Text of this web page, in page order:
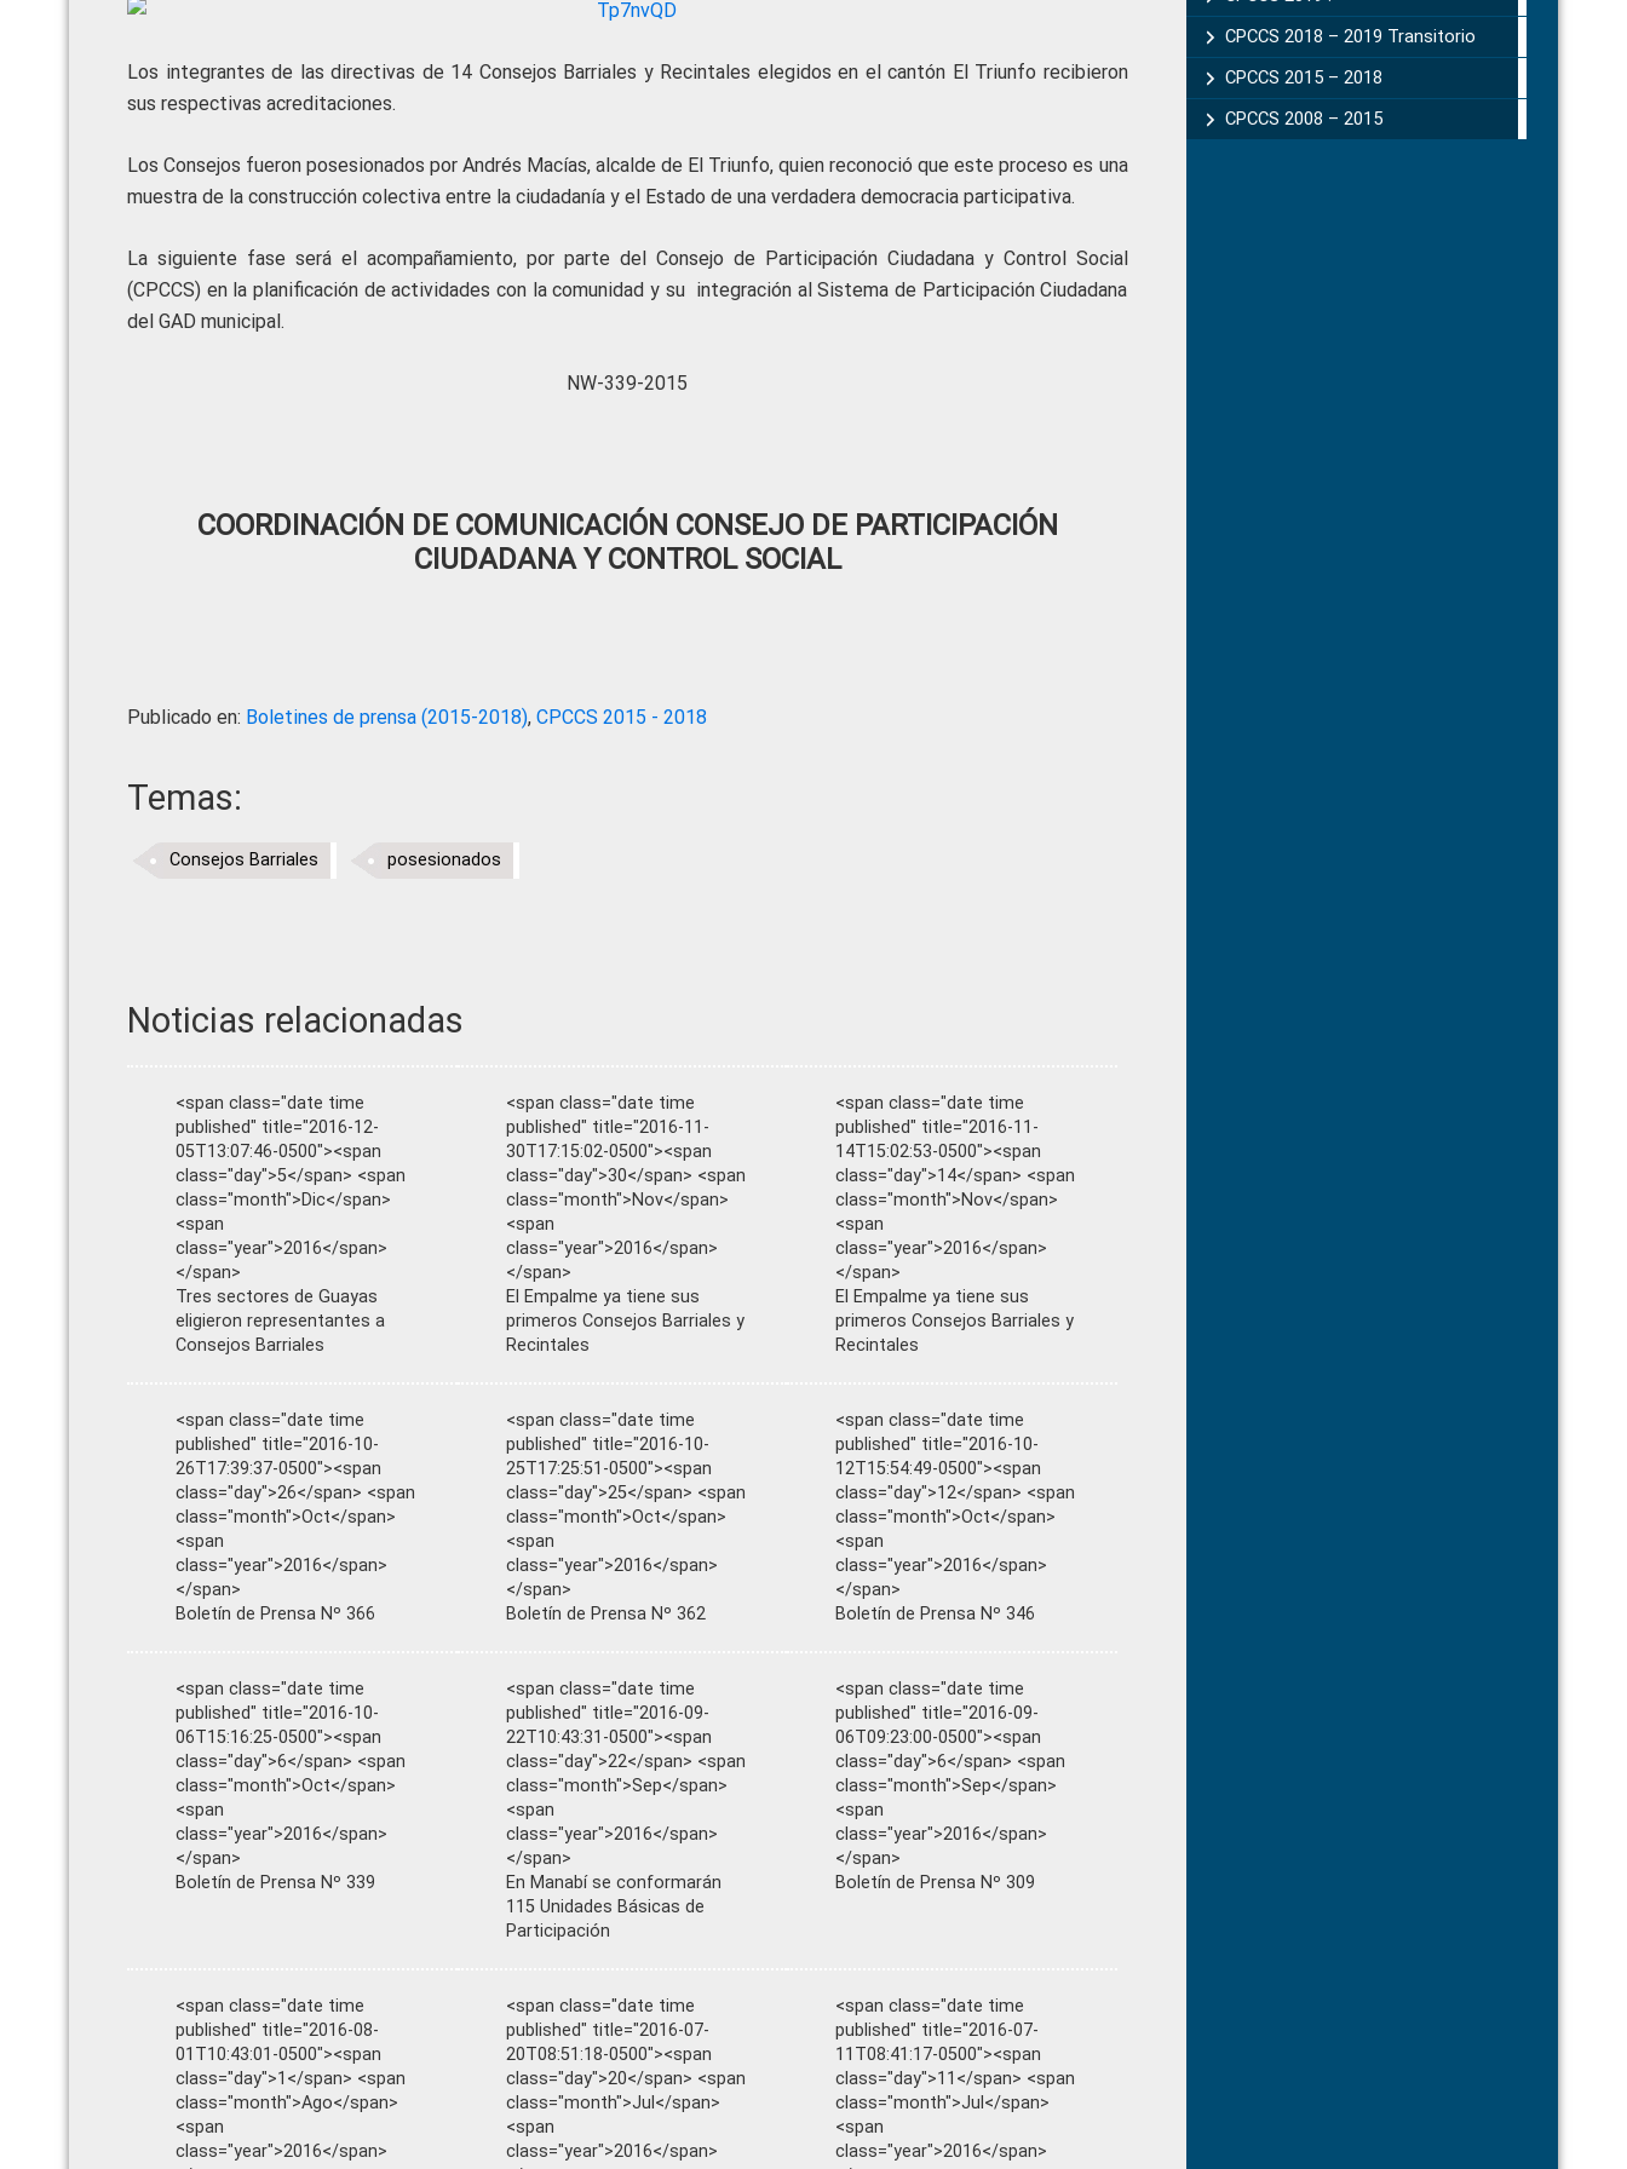
Los integrantes de las directivas de 14 Consejos Barriales y Recintales elegidos en el cantón El Triunfo recibieron
sus respectivas acreditaciones.
Los Consejos fueron posesionados por Andrés Macías, alcalde de El Triunfo, quien reconoció que este proceso es una
muestra de la construcción colectiva entre la ciudadanía y el Estado de una verdadera democracia participativa.
La siguiente fase será el acompañamiento, por parte del Consejo de Participación Ciudadana y Control Social
(CPCCS) en la planificación de actividades con la comunidad y su integración al Sistema de Participación Ciudadana
del GAD municipal.
NW-339-2015
COORDINACIÓN DE COMUNICACIÓN CONSEJO DE PARTICIPACIÓN
CIUDADANA Y CONTROL SOCIAL
Publicado en: Boletines de prensa (2015-2018), CPCCS 2015 - 2018
Temas:
Consejos Barriales posesionados
Noticias relacionadas
<span class="date time
published" title="2016-12-
05T13:07:46-0500"><span
class="day">5</span> <span
class="month">Dic</span>
<span
class="year">2016</span>
</span>
Tres sectores de Guayas
eligieron representantes a
Consejos Barriales
<span class="date time
published" title="2016-11-
30T17:15:02-0500"><span
class="day">30</span> <span
class="month">Nov</span>
<span
class="year">2016</span>
</span>
El Empalme ya tiene sus
primeros Consejos Barriales y
Recintales
<span class="date time
published" title="2016-11-
14T15:02:53-0500"><span
class="day">14</span> <span
class="month">Nov</span>
<span
class="year">2016</span>
</span>
El Empalme ya tiene sus
primeros Consejos Barriales y
Recintales
<span class="date time
published" title="2016-10-
26T17:39:37-0500"><span
class="day">26</span> <span
class="month">Oct</span>
<span
class="year">2016</span>
</span>
Boletín de Prensa Nº 366
<span class="date time
published" title="2016-10-
25T17:25:51-0500"><span
class="day">25</span> <span
class="month">Oct</span>
<span
class="year">2016</span>
</span>
Boletín de Prensa Nº 362
<span class="date time
published" title="2016-10-
12T15:54:49-0500"><span
class="day">12</span> <span
class="month">Oct</span>
<span
class="year">2016</span>
</span>
Boletín de Prensa Nº 346
<span class="date time
published" title="2016-10-
06T15:16:25-0500"><span
class="day">6</span> <span
class="month">Oct</span>
<span
class="year">2016</span>
</span>
Boletín de Prensa Nº 339
<span class="date time
published" title="2016-09-
22T10:43:31-0500"><span
class="day">22</span> <span
class="month">Sep</span>
<span
class="year">2016</span>
</span>
En Manabí se conformarán
115 Unidades Básicas de
Participación
<span class="date time
published" title="2016-09-
06T09:23:00-0500"><span
class="day">6</span> <span
class="month">Sep</span>
<span
class="year">2016</span>
</span>
Boletín de Prensa Nº 309
<span class="date time
published" title="2016-08-
01T10:43:01-0500"><span
class="day">1</span> <span
class="month">Ago</span>
<span
class="year">2016</span>
<span class="date time
published" title="2016-07-
20T08:51:18-0500"><span
class="day">20</span> <span
class="month">Jul</span>
<span
class="year">2016</span>
<span class="date time
published" title="2016-07-
11T08:41:17-0500"><span
class="day">11</span> <span
class="month">Jul</span>
<span
class="year">2016</span>
CPCCS 2018 – 2019 Transitorio
CPCCS 2015 – 2018
CPCCS 2008 – 2015